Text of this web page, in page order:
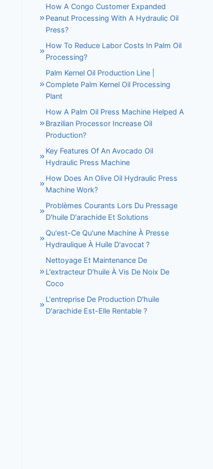
How A Congo Customer Expanded
Peanut Processing With A Hydraulic Oil
Press?
How To Reduce Labor Costs In Palm Oil
Processing?
Palm Kernel Oil Production Line |
Complete Palm Kernel Oil Processing
Plant
How A Palm Oil Press Machine Helped A
Brazilian Processor Increase Oil
Production?
Key Features Of An Avocado Oil
Hydraulic Press Machine
How Does An Olive Oil Hydraulic Press
Machine Work?
Problèmes Courants Lors Du Pressage
D'huile D'arachide Et Solutions
Qu'est-Ce Qu'une Machine À Presse
Hydraulique À Huile D'avocat ?
Nettoyage Et Maintenance De
L'extracteur D'huile À Vis De Noix De
Coco
L'entreprise De Production D'huile
D'arachide Est-Elle Rentable ?